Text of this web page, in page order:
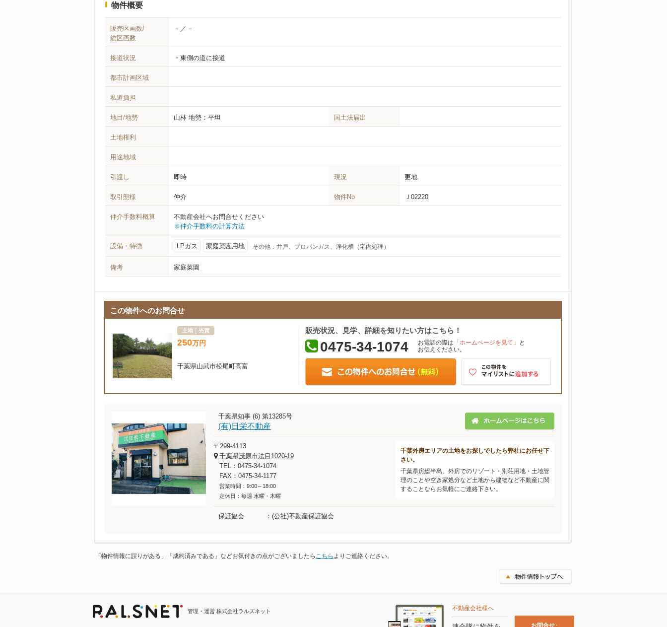
物件概要
販売区画数/
総区画数
－／－
接道状況 東側の道に接道
都市計画区域
私道負担
地目/地勢 山林 地勢：平坦 国土法届出
土地権利
用途地域
引渡し 即時 現況 更地
取引態様 仲介 物件No Ｊ02220
仲介手数料概算
不動産会社へお問合せください
※仲介手数料の計算方法
設備・特徴 LPガス 家庭菜園用地 その他： 井戸、プロパンガス、浄化槽（宅内処理）
備考 家庭菜園
この物件へのお問合せ
土地｜売買
250万円
千葉県山武市松尾町高富
販売状況、見学、詳細を知りたい方はこちら！
0475-34-1074 お電話の際は 「ホームページを見て」
と
お伝えください。
千葉県知事 (6) 第13285号
(有)日栄不動産
〒299-4113
千葉県茂原市法目1020-19
TEL：0475-34-1074
FAX：0475-34-1177
営業時間：9:00～18:00
定休日：毎週 水曜・木曜
千葉外房エリアの土地をお探しでしたら弊社にお任せ下
さい。
千葉県房総半島、外房でのリゾート・別荘用地・土地管
理のことや空き家処分など土地から建物など不動産に関
することならお気軽にご連絡下さい。
保証協会 (公社)不動産保証協会
「物件情報に誤りがある」「成約済みである」などお気付きの点がございましたら こちら よりご連絡ください。
管理・運営 株式会社ラルズネット 不動産会社様へ
お問合せ･